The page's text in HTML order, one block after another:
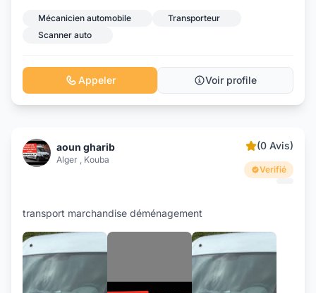
Mécanicien automobile
Transporteur
Scanner auto
Appeler Voir profile
aoun gharib
Alger , Kouba
(0 Avis)
Verifié
transport marchandise déménagement